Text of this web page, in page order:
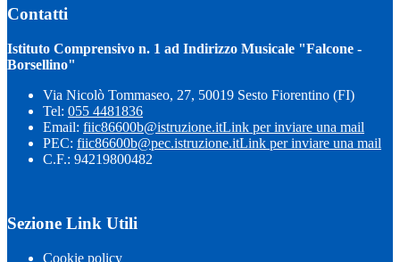
Contatti
Istituto Comprensivo n. 1 ad Indirizzo Musicale "Falcone -
Borsellino"
Via Nicolò Tommaseo, 27, 50019 Sesto Fiorentino (FI)
Tel: 055 4481836
Email: fiic86600b@istruzione.itLink per inviare una mail
PEC: fiic86600b@pec.istruzione.itLink per inviare una mail
C.F.: 94219800482
Sezione Link Utili
Cookie policy